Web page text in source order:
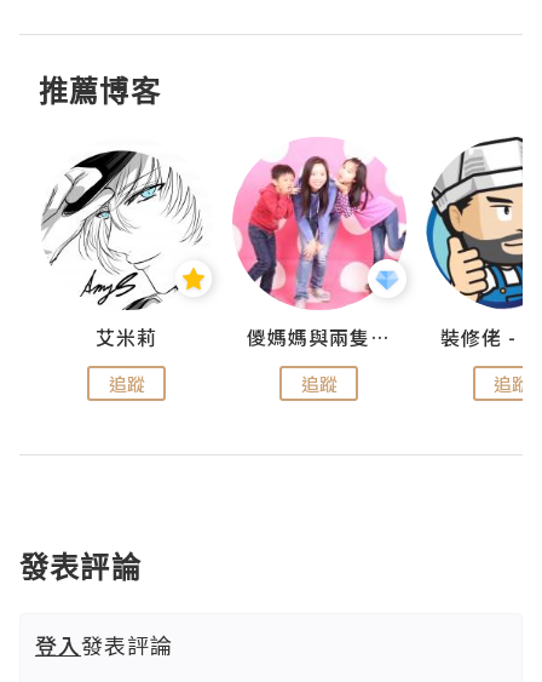
推薦博客
艾米莉
追蹤
儍媽媽與兩隻小魔怪之家
追蹤 追蹤
發表評論
登入發表評論